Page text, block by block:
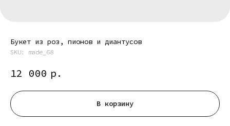
Букет из роз, пионов и диантусов
SKU: made_68
12 000 р.
В корзину